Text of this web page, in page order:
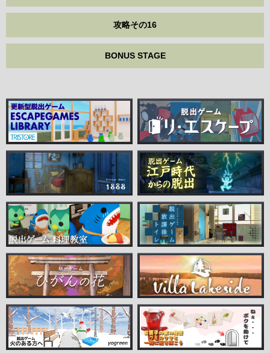
攻略その16
BONUS STAGE